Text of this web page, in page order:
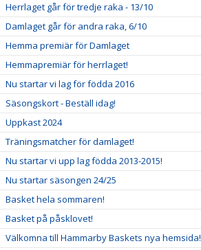
Herrlaget går för tredje raka - 13/10
Damlaget går för andra raka, 6/10
Hemma premiär för Damlaget
Hemmapremiär för herrlaget!
Nu startar vi lag för födda 2016
Säsongskort - Beställ idag!
Uppkast 2024
Träningsmatcher för damlaget!
Nu startar vi upp lag födda 2013-2015!
Nu startar säsongen 24/25
Basket hela sommaren!
Basket på påsklovet!
Välkomna till Hammarby Baskets nya hemsida!